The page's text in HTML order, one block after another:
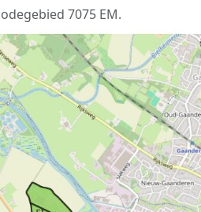
7075 EM.